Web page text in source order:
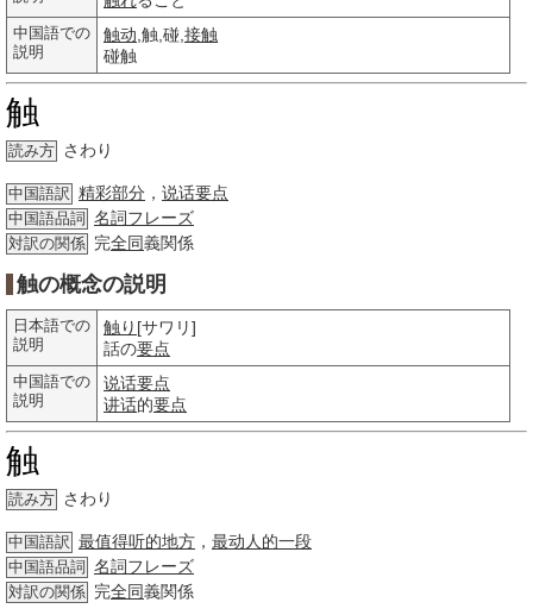
中国語での
説明
触动 ,触,碰, 接触
碰触
触
読み方 さわり
中国語訳 精彩部分 ， 说话要点
中国語品詞 名詞フレーズ
対訳の関係 完全同義関係
触の概念の説明
日本語での
説明
触り [サワリ]
話の要点
中国語での
説明
说话要点
讲话的要点
触
読み方 さわり
中国語訳 最值得听的地方 ， 最动人的一段
中国語品詞 名詞フレーズ
対訳の関係 完全同義関係